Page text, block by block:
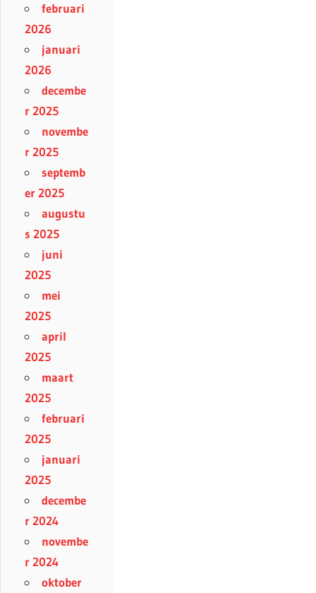
februari
2026
januari
2026
decembe
r 2025
novembe
r 2025
septemb
er 2025
augustu
s 2025
juni
2025
mei
2025
april
2025
maart
2025
februari
2025
januari
2025
decembe
r 2024
novembe
r 2024
oktober